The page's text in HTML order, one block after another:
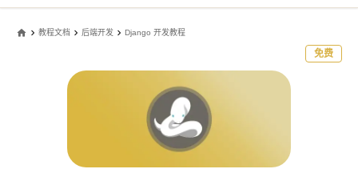
home 教程文档 后端开发 Django 开发教程
免费